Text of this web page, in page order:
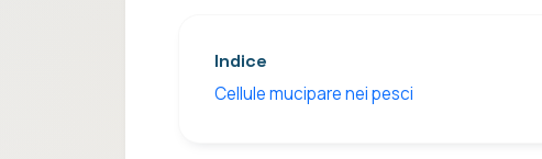
Indice
Cellule mucipare nei pesci